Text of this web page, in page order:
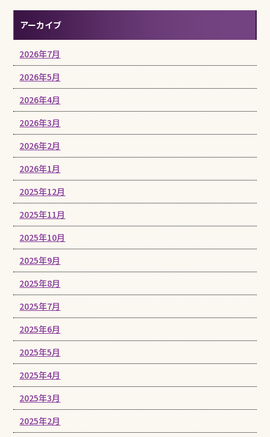
アーカイブ
2026年7月
2026年5月
2026年4月
2026年3月
2026年2月
2026年1月
2025年12月
2025年11月
2025年10月
2025年9月
2025年8月
2025年7月
2025年6月
2025年5月
2025年4月
2025年3月
2025年2月